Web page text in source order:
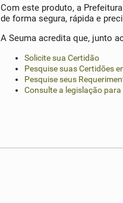
Com este produto, a
de forma segura, rápida e
A Seuma acredita que, junto
Solicite sua Certidão
Pesquise suas Certidões
Pesquise seus
Consulte a legislação